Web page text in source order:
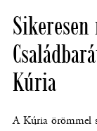
Kúria
A Kúria örömmel